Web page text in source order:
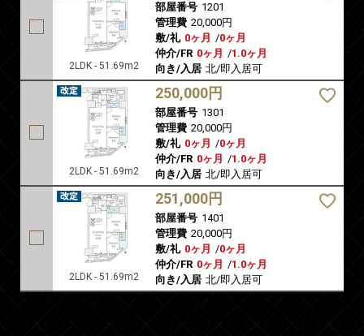
2LDK - 51.69m2
部屋番号 1201
管理費 20,000円
敷/礼 0ヶ月 /0ヶ月
仲介/FR 0ヶ月 /1.0ヶ月
向き/入居 北/即入居可
2LDK - 51.69m2
250,000円
部屋番号 1301
管理費 20,000円
敷/礼 0ヶ月 /0ヶ月
仲介/FR 0ヶ月 /1.0ヶ月
向き/入居 北/即入居可
2LDK - 51.69m2
251,000円
部屋番号 1401
管理費 20,000円
敷/礼 0ヶ月 /0ヶ月
仲介/FR 0ヶ月 /1.0ヶ月
向き/入居 北/即入居可